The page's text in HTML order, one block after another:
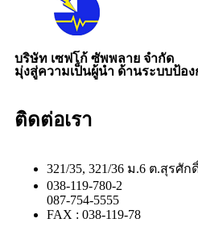
บริษัท เซฟโก้ ซัพพลาย จำกัด
มุ่งสู่ความเป็นผู้นำ ด้านระบบป้อ
ติดต่อเรา
321/35, 321/36 ม.6 ต.สุรศั
038-119-780-2
087-754-5555
FAX : 038-119-78